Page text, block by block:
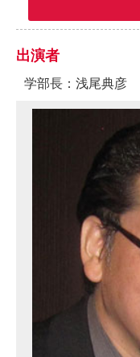
出演者
学部長：浅尾典彦